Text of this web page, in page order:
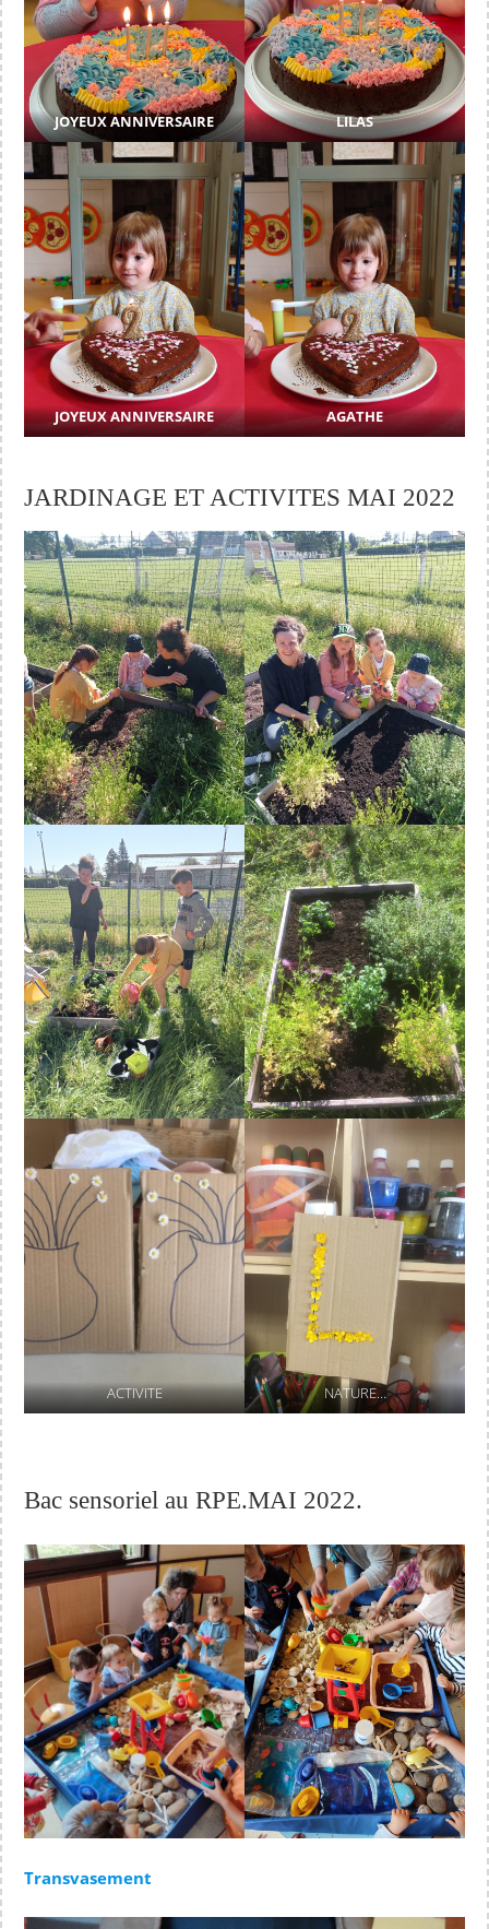
JOYEUX ANNIVERSAIRE LILAS
JOYEUX ANNIVERSAIRE AGATHE
JARDINAGE ET ACTIVITES MAI 2022
ACTIVITE NATURE…
Bac sensoriel au RPE.MAI 2022.
Transvasement